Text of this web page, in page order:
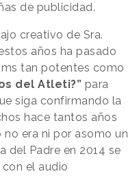
de publicidad.
creativo de Sra.
años ha pasado
tan potentes como
del Atleti?” para
siga confirmando la
hace tantos años
era ni por asomo un
del Padre en 2014 se
el audio